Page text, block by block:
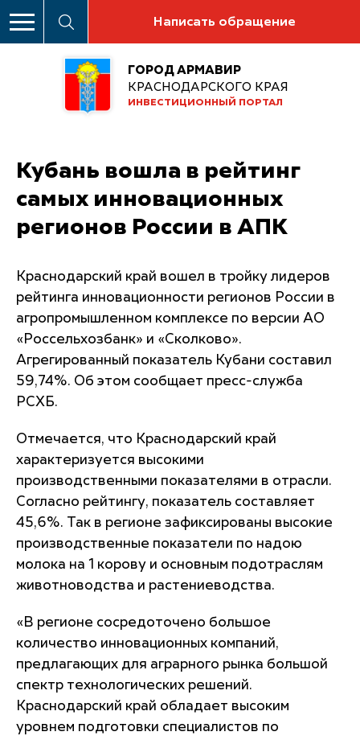
Написать обращение
ГОРОД АРМАВИР
КРАСНОДАРСКОГО КРАЯ
ИНВЕСТИЦИОННЫЙ ПОРТАЛ
Кубань вошла в рейтинг
самых инновационных
регионов России в АПК
Краснодарский край вошел в тройку лидеров
рейтинга инновационности регионов России в
агропромышленном комплексе по версии АО
«Россельхозбанк» и «Сколково».
Агрегированный показатель Кубани составил
59,74%. Об этом сообщает пресс-служба
РСХБ.
Отмечается, что Краснодарский край
характеризуется высокими
производственными показателями в отрасли.
Согласно рейтингу, показатель составляет
45,6%. Так в регионе зафиксированы высокие
производственные показатели по надою
молока на 1 корову и основным подотраслям
животноводства и растениеводства.
«В регионе сосредоточено большое
количество инновационных компаний,
предлагающих для аграрного рынка большой
спектр технологических решений.
Краснодарский край обладает высоким
уровнем подготовки специалистов по